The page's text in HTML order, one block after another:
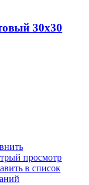
30х30
просмотр
в список